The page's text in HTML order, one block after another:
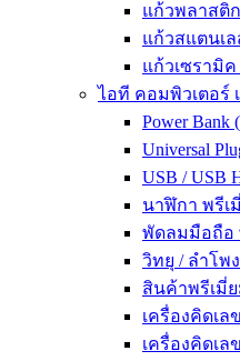
แก้วพลาสติ
แก้วสแตนเ
แก้วเซรามิค
ไอที คอมพิวเตอร์
Power
Universal
USB / USB
นาฬิกา พรีเ
พัดลมมือถือ
วิทยุ / ลำโพ
สินค้าพรีเมี่
เครื่องคิดเล
เครื่องคิดเล